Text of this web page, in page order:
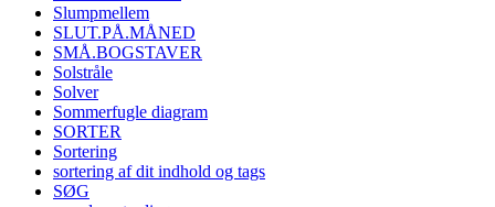
Slumpmellem
SLUT.PÅ.MÅNED
SMÅ.BOGSTAVER
Solstråle
Solver
Sommerfugle diagram
SORTER
Sortering
sortering af dit indhold og tags
SØG